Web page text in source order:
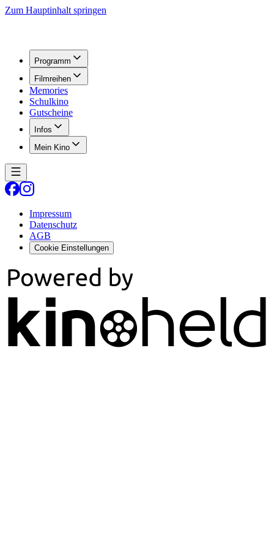
Zum Hauptinhalt springen
Programm
Filmreihen
Memories
Schulkino
Gutscheine
Infos
Mein Kino
Impressum
Datenschutz
AGB
Cookie Einstellungen